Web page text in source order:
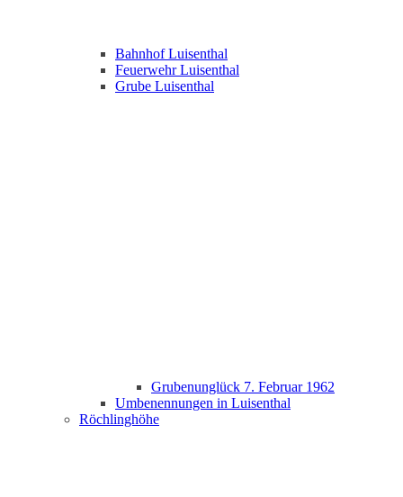
Bahnhof Luisenthal
Feuerwehr Luisenthal
Grube Luisenthal
Grubenunglück 7. Februar 1962
Umbenennungen in Luisenthal
Röchlinghöhe